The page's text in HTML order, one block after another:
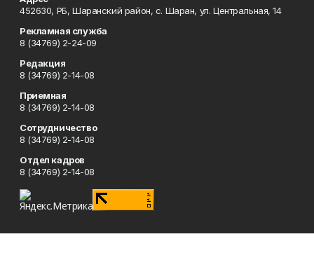
452630, РБ, Шаранский район, с. Шаран, ул. Центральная, 14
Рекламная служба
8 (34769) 2-24-09
Редакция
8 (34769) 2-14-08
Приемная
8 (34769) 2-14-08
Сотрудничество
8 (34769) 2-14-08
Отдел кадров
8 (34769) 2-14-08